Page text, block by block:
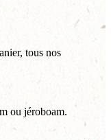
tous nos
ou jéroboam.